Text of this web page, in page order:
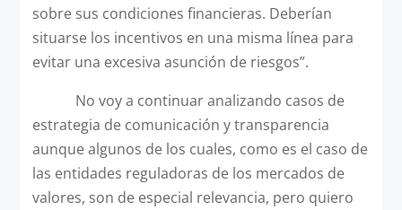
sobre sus condiciones financieras. Deberían
situarse los incentivos en una misma línea para
evitar una excesiva asunción de riesgos”.
No voy a continuar analizando casos de
estrategia de comunicación y transparencia
aunque algunos de los cuales, como es el caso de
las entidades reguladoras de los mercados de
valores, son de especial relevancia, pero quiero